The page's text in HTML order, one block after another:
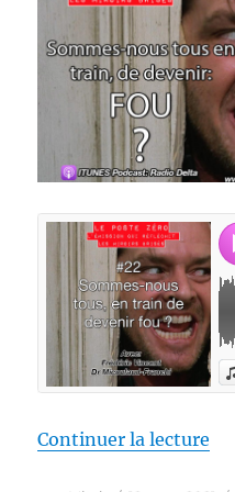
Continuer la lecture